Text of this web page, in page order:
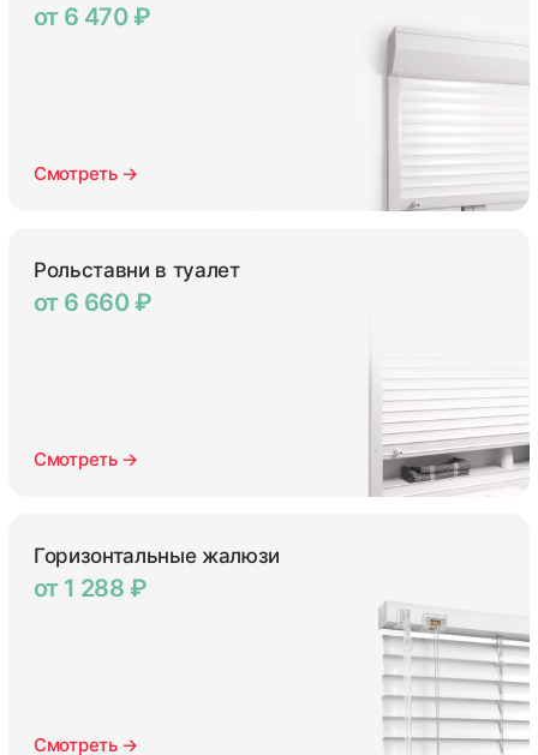
от 6 470 ₽
Смотреть →
Рольставни в туалет
от 6 660 ₽
Смотреть →
Горизонтальные жалюзи
от 1 288 ₽
Смотреть →